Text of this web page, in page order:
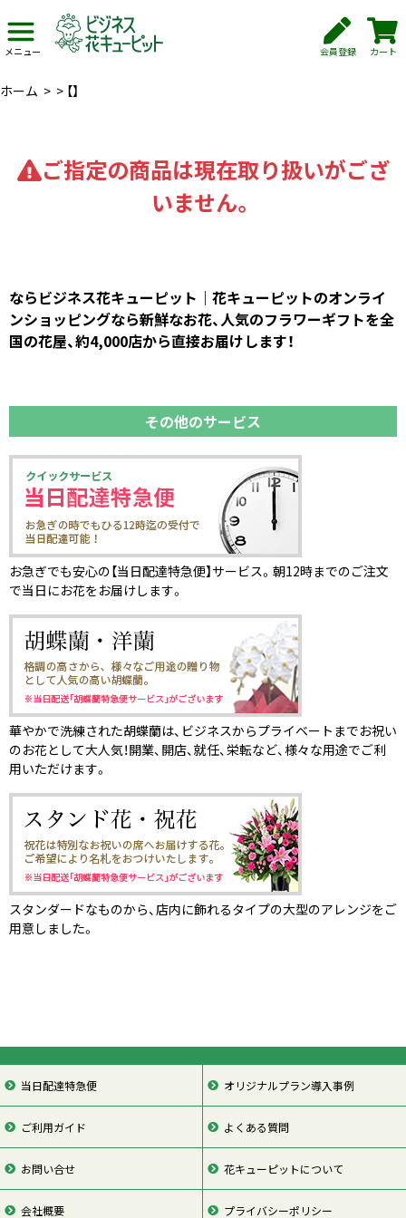
メニュー 会員登録 カート
ホーム > > 【】
ご指定の商品は現在取り扱いがござ
いません。
ならビジネス花キューピット｜花キューピットのオンライ
ンショッピングなら新鮮なお花、人気のフラワーギフトを全
国の花屋、約4,000店から直接お届けします！
その他のサービス
お急ぎでも安心の【当日配達特急便】サービス。朝12時までのご注文
で当日にお花をお届けします。
華やかで洗練された胡蝶蘭は、ビジネスからプライベートまでお祝い
のお花として大人気！開業、開店、就任、栄転など、様々な用途でご利
用いただけます。
スタンダードなものから、店内に飾れるタイプの大型のアレンジをご
用意しました。
当日配達特急便 オリジナルプラン導入事例
ご利用ガイド よくある質問
お問い合せ 花キューピットについて
会社概要 プライバシーポリシー